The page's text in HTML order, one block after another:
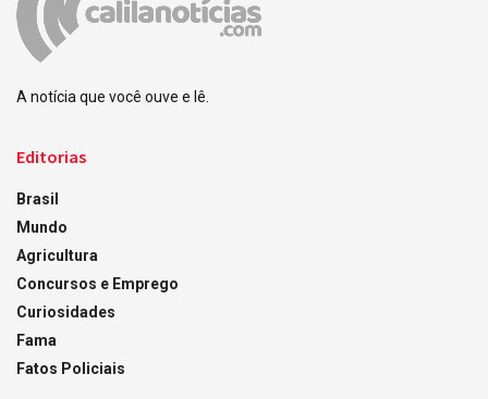
A notícia que você ouve e lê.
Editorias
Brasil
Mundo
Agricultura
Concursos e Emprego
Curiosidades
Fama
Fatos Policiais